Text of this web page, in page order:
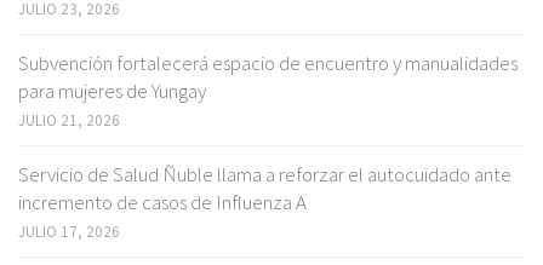
JULIO 23, 2026
Subvención fortalecerá espacio de encuentro y manualidades
para mujeres de Yungay
JULIO 21, 2026
Servicio de Salud Ñuble llama a reforzar el autocuidado ante
incremento de casos de Influenza A
JULIO 17, 2026